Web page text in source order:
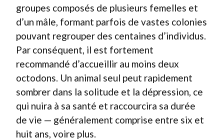
groupes composés de plusieurs femelles et
d’un mâle, formant parfois de vastes colonies
pouvant regrouper des centaines d’individus.
Par conséquent, il est fortement
recommandé d’accueillir au moins deux
octodons. Un animal seul peut rapidement
sombrer dans la solitude et la dépression, ce
qui nuira à sa santé et raccourcira sa durée
de vie — généralement comprise entre six et
huit ans, voire plus.